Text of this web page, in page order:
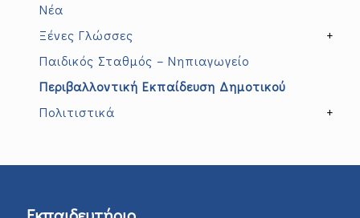
Νέα
+
Ξένες Γλώσσες
Παιδικός Σταθμός – Νηπιαγωγείο
Περιβαλλοντική Εκπαίδευση Δημοτικού
+
Πολιτιστικά